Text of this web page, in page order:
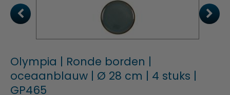
Olympia | Ronde borden |
oceaanblauw | Ø 28 cm | 4 stuks |
GP465